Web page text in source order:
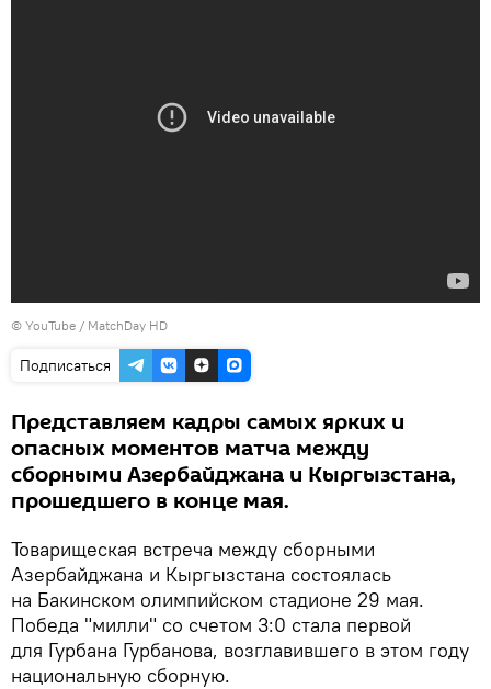
© YouTube / MatchDay HD
Подписаться
Представляем кадры самых ярких и
опасных моментов матча между
сборными Азербайджана и Кыргызстана,
прошедшего в конце мая.
Товарищеская встреча между сборными
Азербайджана и Кыргызстана состоялась
на Бакинском олимпийском стадионе 29 мая.
Победа "милли" со счетом 3:0 стала первой
для Гурбана Гурбанова, возглавившего в этом году
национальную сборную.